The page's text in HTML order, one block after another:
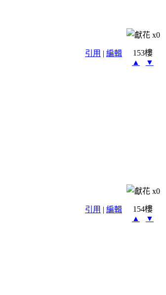
x0
引用 | 編輯
153樓
▲
▼
x0
引用 | 編輯
154樓
▲
▼